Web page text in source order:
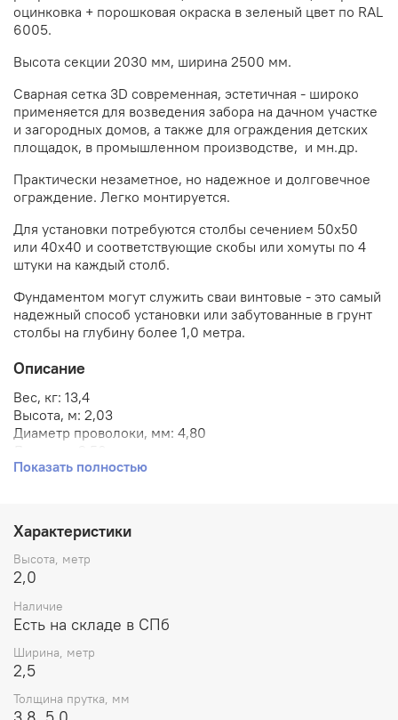
оцинковка + порошковая окраска в зеленый цвет по RAL
6005.
Высота секции 2030 мм, ширина 2500 мм.
Сварная сетка 3D современная, эстетичная - широко
применяется для возведения забора на дачном участке
и загородных домов, а также для ограждения детских
площадок, в промышленном производстве, и мн.др.
Практически незаметное, но надежное и долговечное
ограждение. Легко монтируется.
Для установки потребуются столбы сечением 50х50
или 40х40 и соответствующие скобы или хомуты по 4
штуки на каждый столб.
Фундаментом могут служить сваи винтовые - это самый
надежный способ установки или забутованные в грунт
столбы на глубину более 1,0 метра.
Описание
Вес, кг: 13,4
Высота, м: 2,03
Диаметр проволоки, мм: 4,80
Покрытие: Цинк + полимерное (ППК)
Рёбра жёсткости, шт.:
Страна происхождения:
Тип: Сварные панели 3D
Цвет:
рёбрами жёсткости - 4 шт, ячейка 60х200 мм, покрытие
оцинковка + порошковая окраска в зеленый цвет по RAL
6005.
Высота секции 2030мм, ширина 2500мм.
Сварная сетка 3D современная, эстетичная - широко
Показать полностью
Характеристики
Высота, метр
2,0
Наличие
Есть на складе в СПб
Ширина, метр
2,5
Толщина прутка, мм